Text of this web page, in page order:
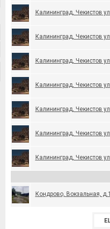
Калининград, Чекистов
Калининград, Чекистов
Калининград, Чекистов
Калининград, Чекистов
Калининград, Чекистов
Калининград, Чекистов
Калининград, Чекистов
Кондрово, Вокзальная, д.1